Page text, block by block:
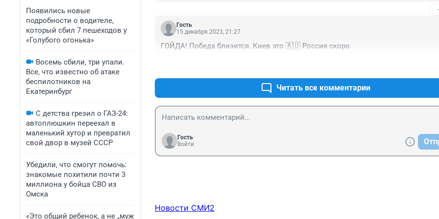
Появились новые
подробности о водителе,
который сбил 7 пешеходов у
«Голубого огонька»
Восемь сбили, три упали.
Все, что известно об атаке
беспилотников на
Екатеринбург
С детства грезил о ГАЗ-24:
автоплюшкин переехал в
маленький хутор и превратил
свой двор в музей СССР
Убедили, что смогут помочь:
знакомые похитили почти 3
миллиона у бойца СВО из
Омска
«Это общий ребенок, а не „муж
Гость
15 декабря 2023, 21:27
ГОЙДА! Победа близится. Киев это 🇷🇺 Россия скоро
Читать все комментарии
Гость
Войти
Новости СМИ2